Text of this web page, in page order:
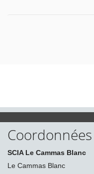
Coordonnées
SCIA Le Cammas Blanc
Le Cammas Blanc